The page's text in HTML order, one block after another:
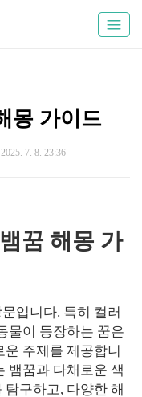
몽 가이드
2025. 7. 8. 23:36
꿈 해몽 가
입니다. 특히 컬러
물이 등장하는 꿈은
주제를 제공합니
뱀꿈과 다채로운 색
구하고, 다양한 해